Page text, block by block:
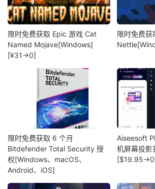
限时免费获取 Epic 游戏 Cat
Named Mojave[Windows]
[¥31→0]
限时免费
限时免费获取 6 个月
Bitdefender Total Security 授
权[Windows、macOS、
Android、iOS]
Aiseesoft
机屏幕投